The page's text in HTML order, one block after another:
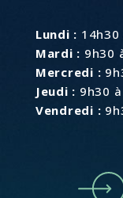
Lundi : 14h30
Mardi : 9h30
Mercredi :
Jeudi : 9h30
Vendredi :